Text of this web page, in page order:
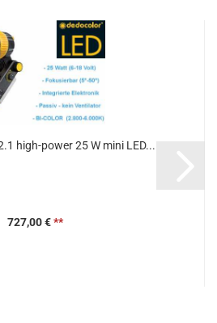
high-power 25 W mini LED...
727,00 €**